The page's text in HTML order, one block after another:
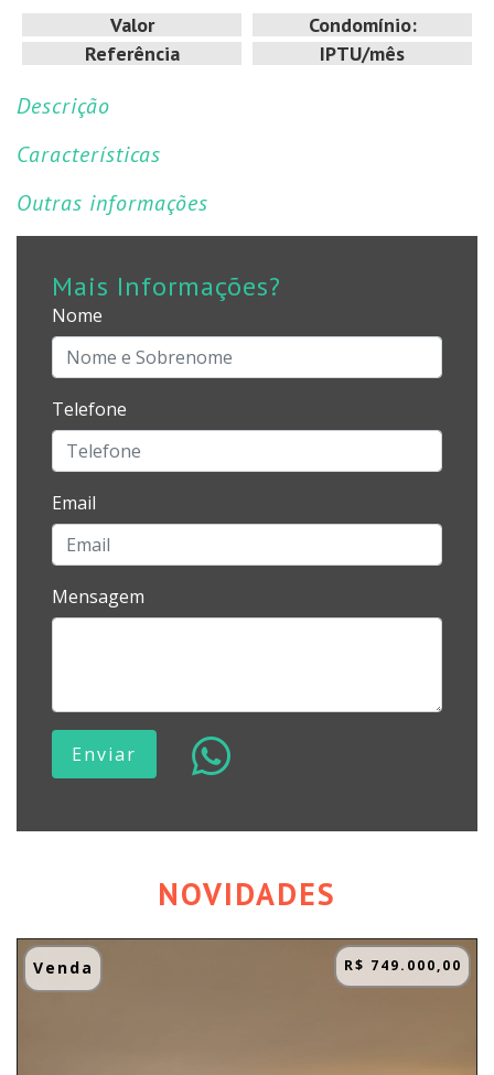
Valor
Referência
Condomínio:
IPTU/mês
Descrição
Características
Outras informações
Mais Informações?
Nome
Telefone
Email
Mensagem
Enviar
NOVIDADES
Venda R$ 749.000,00